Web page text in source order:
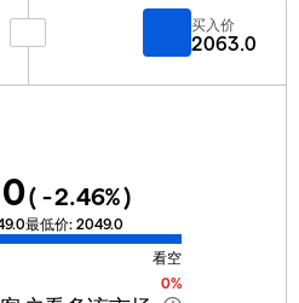
买入价
2063.0
( -2.46%)
最低价: 2049.0
看空
0%